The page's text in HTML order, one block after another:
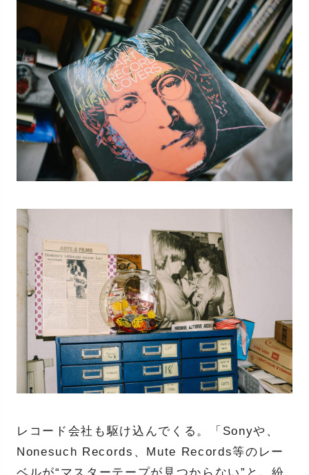
レコード会社も駆け込んでくる。「Sonyや、
Nonesuch Records、Mute Records等のレー